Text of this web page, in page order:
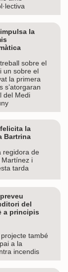
la
sobre el
un sobre el
la primera
s’atorgaran
del Medi
la
Bartrina
regidora de
Martínez i
tarda
del
a principis
projecte també
a la
incendis